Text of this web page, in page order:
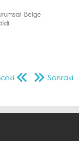
Belge
Sonraki